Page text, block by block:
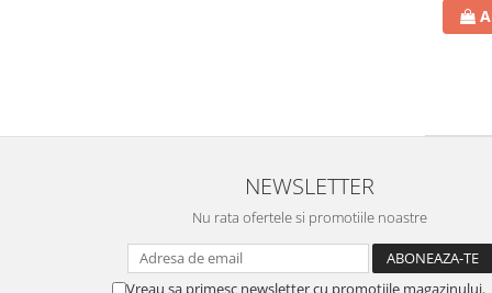
NEWSLETTER
Nu rata ofertele si promotiile noastre
Vreau sa primesc newsletter cu promotiile magazinului.